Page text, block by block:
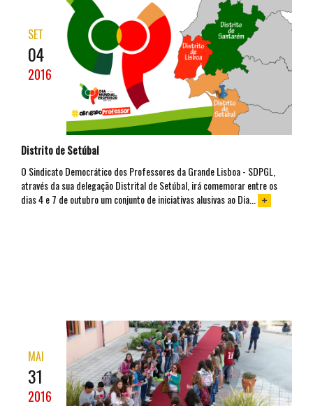
SET
04
2016
Distrito de Setúbal
O Sindicato Democrático dos Professores da Grande Lisboa - SDPGL,
através da sua delegação Distrital de Setúbal, irá comemorar entre os
dias 4 e 7 de outubro um conjunto de iniciativas alusivas ao Dia...
MAI
31
2016